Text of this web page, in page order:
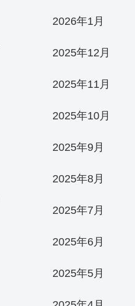
2026年1月
2025年12月
2025年11月
2025年10月
2025年9月
2025年8月
2025年7月
2025年6月
2025年5月